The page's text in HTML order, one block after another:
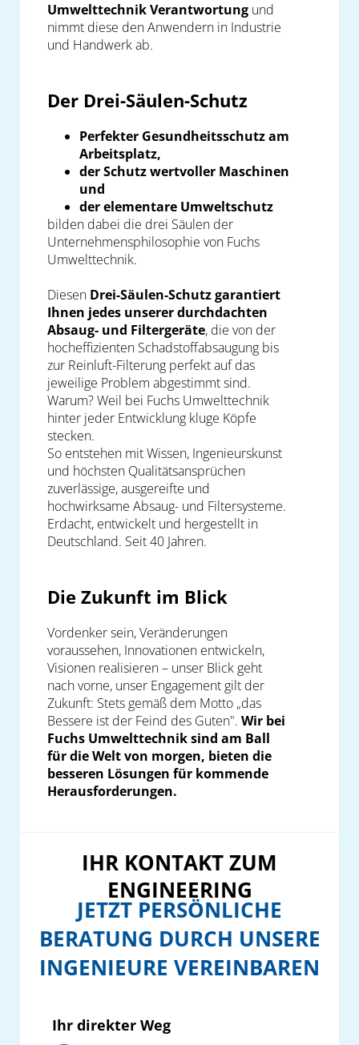
Umwelttechnik Verantwortung und
nimmt diese den Anwendern in Industrie
und Handwerk ab.
Der Drei-Säulen-Schutz
Perfekter Gesundheitsschutz am
Arbeitsplatz,
der Schutz wertvoller Maschinen
und
der elementare Umweltschutz
bilden dabei die drei Säulen der
Unternehmensphilosophie von Fuchs
Umwelttechnik.
Diesen Drei-Säulen-Schutz garantiert
Ihnen jedes unserer durchdachten
Absaug- und Filtergeräte, die von der
hocheffizienten Schadstoffabsaugung bis
zur Reinluft-Filterung perfekt auf das
jeweilige Problem abgestimmt sind.
Warum? Weil bei Fuchs Umwelttechnik
hinter jeder Entwicklung kluge Köpfe
stecken.
So entstehen mit Wissen, Ingenieurskunst
und höchsten Qualitätsansprüchen
zuverlässige, ausgereifte und
hochwirksame Absaug- und Filtersysteme.
Erdacht, entwickelt und hergestellt in
Deutschland. Seit 40 Jahren.
Die Zukunft im Blick
Vordenker sein, Veränderungen
voraussehen, Innovationen entwickeln,
Visionen realisieren – unser Blick geht
nach vorne, unser Engagement gilt der
Zukunft: Stets gemäß dem Motto „das
Bessere ist der Feind des Guten". Wir bei
Fuchs Umwelttechnik sind am Ball
für die Welt von morgen, bieten die
besseren Lösungen für kommende
Herausforderungen.
IHR KONTAKT ZUM
ENGINEERING
JETZT PERSÖNLICHE
BERATUNG DURCH UNSERE
INGENIEURE VEREINBAREN
Ihr direkter Weg